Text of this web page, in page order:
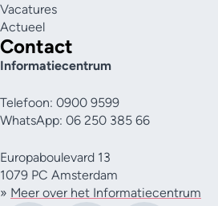
Vacatures
Actueel
Contact
Informatiecentrum
Telefoon: 0900 9599
WhatsApp: 06 250 385 66
Europaboulevard 13
1079 PC Amsterdam
» Meer over het Informatiecentrum